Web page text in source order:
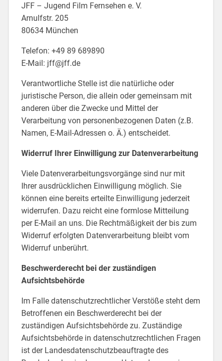
JFF – Jugend Film Fernsehen e. V.
Arnulfstr. 205
80634 München
Telefon: +49 89 689890
E-Mail: jff@jff.de
Verantwortliche Stelle ist die natürliche oder
juristische Person, die allein oder gemeinsam mit
anderen über die Zwecke und Mittel der
Verarbeitung von personenbezogenen Daten (z.B.
Namen, E-Mail-Adressen o. Ä.) entscheidet.
Widerruf Ihrer Einwilligung zur Datenverarbeitung
Viele Datenverarbeitungsvorgänge sind nur mit
Ihrer ausdrücklichen Einwilligung möglich. Sie
können eine bereits erteilte Einwilligung jederzeit
widerrufen. Dazu reicht eine formlose Mitteilung
per E-Mail an uns. Die Rechtmäßigkeit der bis zum
Widerruf erfolgten Datenverarbeitung bleibt vom
Widerruf unberührt.
Beschwerderecht bei der zuständigen
Aufsichtsbehörde
Im Falle datenschutzrechtlicher Verstöße steht dem
Betroffenen ein Beschwerderecht bei der
zuständigen Aufsichtsbehörde zu. Zuständige
Aufsichtsbehörde in datenschutzrechtlichen Fragen
ist der Landesdatenschutzbeauftragte des